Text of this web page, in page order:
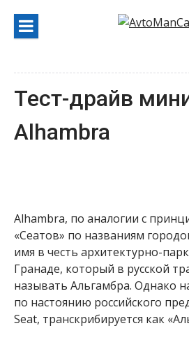
содержанию
Тест-драйв
Alhambra
Alhambra, по аналогии с
«Сеатов» по названиям
имя в честь архитектурно-
Гранаде, который в русской
называть Альгамбра. Однако
по настоянию российского
Seat, транскрибируется как